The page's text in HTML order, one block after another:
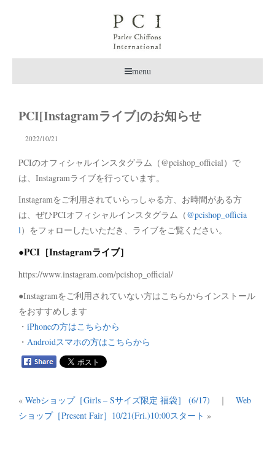
menu
PCI[Instagramライブ]のお知らせ
2022/10/21
PCIのオフィシャルインスタグラム（@pcishop_official）で
は、Instagramライブを行っています。
Instagramをご利用されていらっしゃる方、お時間がある方
は、ぜひPCIオフィシャルインスタグラム（@pcishop_officia
l）をフォローしたいただき、ライブをご覧ください。
●PCI［Instagramライブ］
https://www.instagram.com/pcishop_official/
●Instagramをご利用されていない方はこちらからインストール
をおすすめします
・ iPhoneの方はこちらから
・ Androidスマホの方はこちらから
« Webショップ［Girls – Sサイズ限定 福袋］ (6/17) ｜ Web
ショップ［Present Fair］10/21(Fri.)10:00スタート »